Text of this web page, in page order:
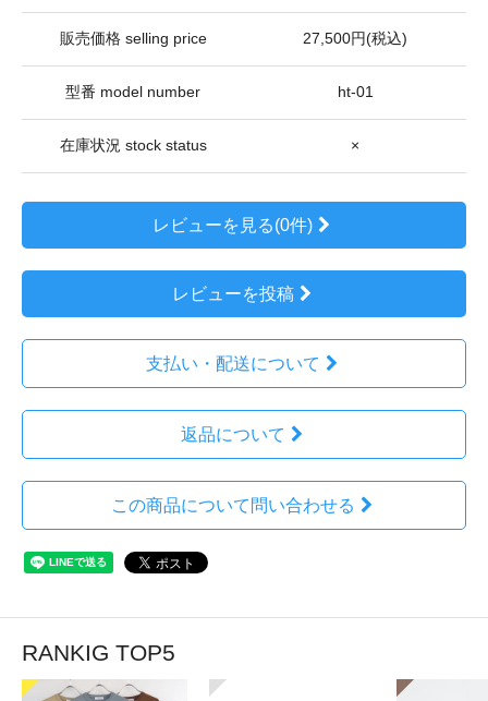
販売価格 selling price 27,500円(税込)
型番 model number ht-01
在庫状況 stock status ×
レビューを見る(0件)
レビューを投稿
支払い・配送について
返品について
この商品について問い合わせる
RANKIG TOP5